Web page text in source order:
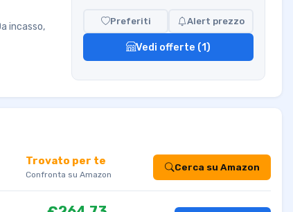
incasso,
Preferiti Alert prezzo
Vedi offerte (1)
Trovato per te
Confronta su Amazon
Cerca su Amazon